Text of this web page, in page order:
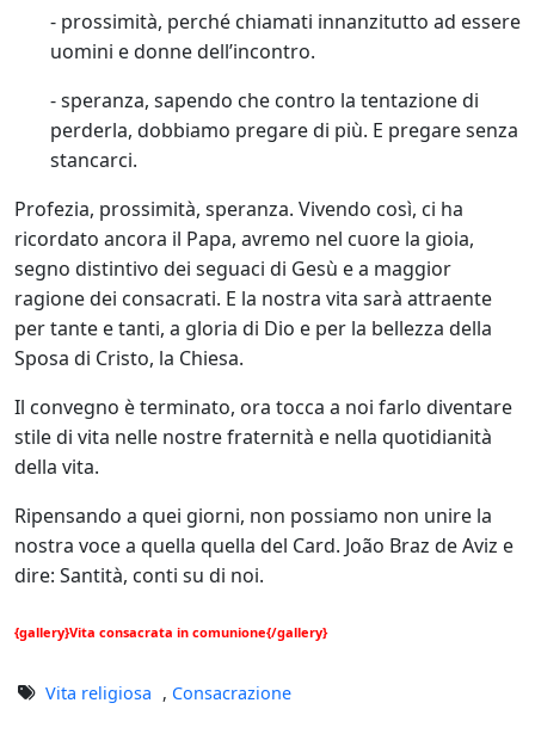
- prossimità, perché chiamati innanzitutto ad essere
uomini e donne dell’incontro.
- speranza, sapendo che contro la tentazione di
perderla, dobbiamo pregare di più. E pregare senza
stancarci.
Profezia, prossimità, speranza. Vivendo così, ci ha
ricordato ancora il Papa, avremo nel cuore la gioia,
segno distintivo dei seguaci di Gesù e a maggior
ragione dei consacrati. E la nostra vita sarà attraente
per tante e tanti, a gloria di Dio e per la bellezza della
Sposa di Cristo, la Chiesa.
Il convegno è terminato, ora tocca a noi farlo diventare
stile di vita nelle nostre fraternità e nella quotidianità
della vita.
Ripensando a quei giorni, non possiamo non unire la
nostra voce a quella quella del Card. João Braz de Aviz e
dire: Santità, conti su di noi.
{gallery}Vita consacrata in comunione{/gallery}
Vita religiosa , Consacrazione